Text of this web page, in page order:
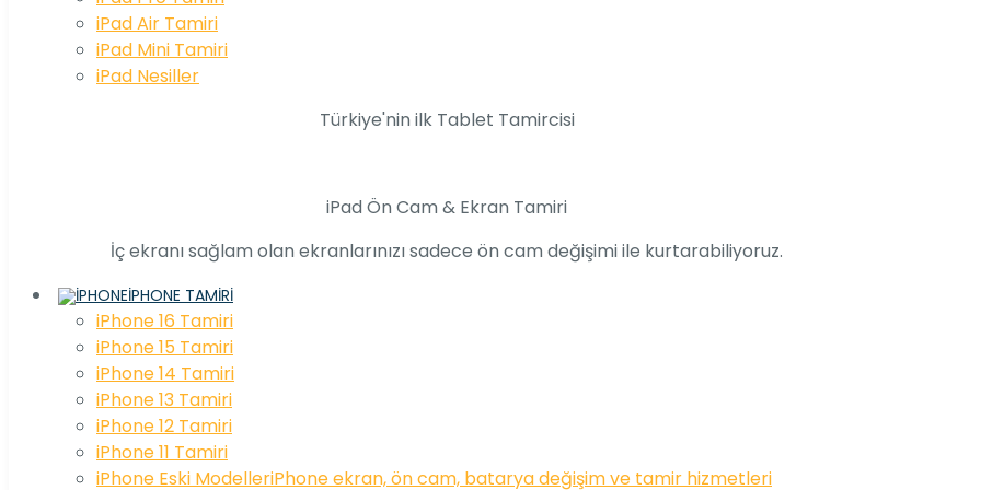
iPad Air Tamiri
iPad Mini Tamiri
iPad Nesiller
Türkiye'nin ilk Tablet Tamircisi
iPad Ön Cam & Ekran Tamiri
İç ekranı sağlam olan ekranlarınızı sadece ön cam değişimi ile kurtarabiliyoruz.
IPHONE TAMIRI
iPhone 16 Tamiri
iPhone 15 Tamiri
iPhone 14 Tamiri
iPhone 13 Tamiri
iPhone 12 Tamiri
iPhone 11 Tamiri
iPhone Eski ModelleriPhone ekran, ön cam, batarya değişim ve tamir hizmetleri